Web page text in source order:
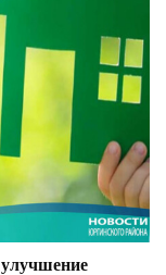
улучшение